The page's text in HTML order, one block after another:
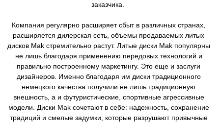
заказчика.
Компания регулярно расширяет сбыт в различных странах,
расширяется дилерская сеть, объемы продаваемых литых
дисков Mak стремительно растут. Литые диски Mak популярны
не лишь благодаря применению передовых технологий и
правильно построенному маркетингу. Это еще и заслуги
дизайнеров. Именно благодаря им диски традиционного
немецкого качества получили не лишь традиционную
внешность, а и футуристические, спортивные агрессивные
модели. Диски Mak сочетают в себе: надежность, сохранение
традиций и смелые задумки, которые разрушают привычные